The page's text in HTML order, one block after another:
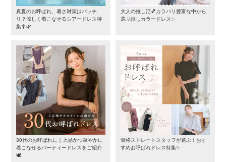
真夏のお呼ばれ、暑さ対策はバッチ
リ？涼しく着こなせるシアードレス特
集🎐🌿
大人の推し活💕カラバリ豊富な中から
選ぶ推しカラードレス✨
30代のお呼ばれに｜上品かつ華やかに
着こなせるパーティードレスをご紹介
🕊️
骨格ストレートスタッフが選ぶ！おす
すめお呼ばれドレス特集✨